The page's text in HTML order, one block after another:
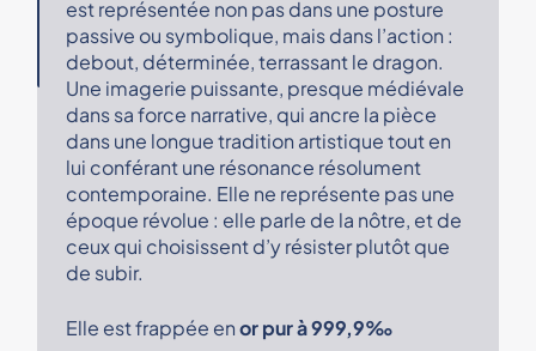
est représentée non pas dans une posture
passive ou symbolique, mais dans l’action :
debout, déterminée, terrassant le dragon.
Une imagerie puissante, presque médiévale
dans sa force narrative, qui ancre la pièce
dans une longue tradition artistique tout en
lui conférant une résonance résolument
contemporaine. Elle ne représente pas une
époque révolue : elle parle de la nôtre, et de
ceux qui choisissent d’y résister plutôt que
de subir.
Elle est frappée enor pur à 999,9‰